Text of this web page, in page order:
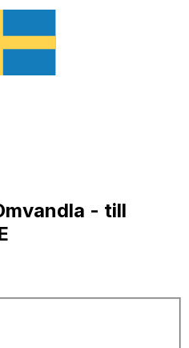
- till